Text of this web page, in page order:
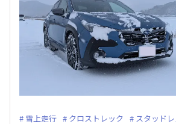
雪上走行 クロストレック スタッド